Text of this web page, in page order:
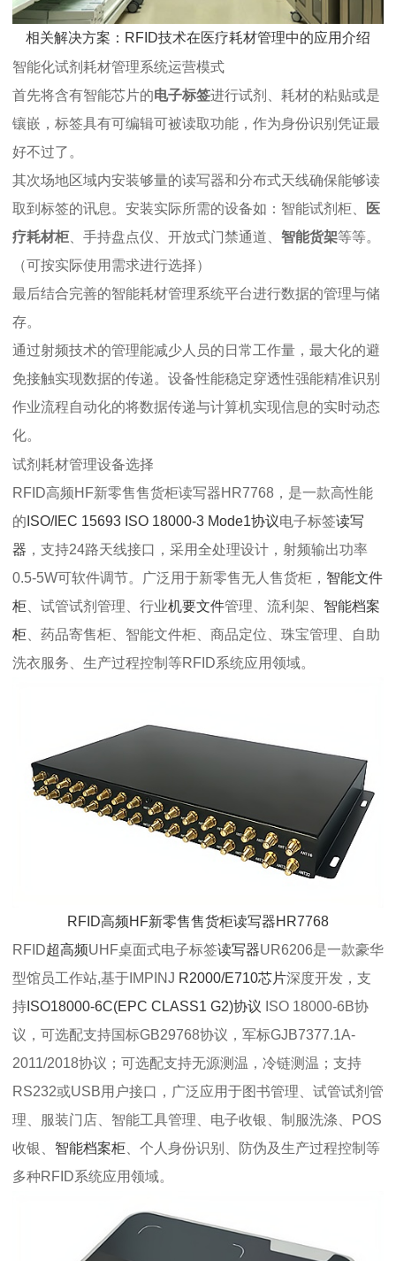
相关解决方案：RFID技术在医疗耗材管理中的应用介绍
智能化试剂耗材管理系统运营模式
首先将含有智能芯片的电子标签进行试剂、耗材的粘贴或是
镶嵌，标签具有可编辑可被读取功能，作为身份识别凭证最
好不过了。
其次场地区域内安装够量的读写器和分布式天线确保能够读
取到标签的讯息。安装实际所需的设备如：智能试剂柜、
医
疗耗材柜、手持盘点仪、开放式门禁通道、 智能货架等等。
（可按实际使用需求进行选择）
最后结合完善的智能耗材管理系统平台进行数据的管理与储
存。
通过射频技术的管理能减少人员的日常工作量，最大化的避
免接触实现数据的传递。设备性能稳定穿透性强能精准识别
作业流程自动化的将数据传递与计算机实现信息的实时动态
化。
试剂耗材管理设备选择
RFID高频HF新零售售货柜读写器HR7768，是一款高性能
的 ISO/IEC 15693 ISO 18000-3 Mode1协议电子标签读写
器 ，支持24路天线接口，采用全处理设计，射频输出功率
0.5-5W可软件调节。广泛用于新零售无人售货柜， 智能文件
柜 、试管试剂管理、行业机要文件管理、流利架、 智能档案
柜 、药品寄售柜、智能文件柜、商品定位、珠宝管理、自助
洗衣服务、生产过程控制等RFID系统应用领域。
RFID高频HF新零售售货柜读写器HR7768
RFID超高频UHF桌面式电子标签读写器UR6206是一款豪华
型馆员工作站,基于IMPINJ R2000/E710芯片深度开发，支
持 ISO18000-6C(EPC CLASS1 G2)协议 ISO 18000-6B协
议，可选配支持国标GB29768协议，军标GJB7377.1A-
2011/2018协议；可选配支持无源测温，冷链测温；支持
RS232或USB用户接口，广泛应用于图书管理、试管试剂管
理、服装门店、智能工具管理、电子收银、制服洗涤、POS
收银、 智能档案柜 、个人身份识别、防伪及生产过程控制等
多种RFID系统应用领域。